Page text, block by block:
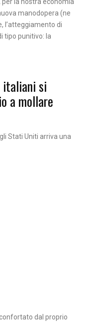
la nostra economia
manodopera (ne
l’atteggiamento di
tipo punitivo: la
si
a mollare
Stati Uniti arriva una
dal proprio